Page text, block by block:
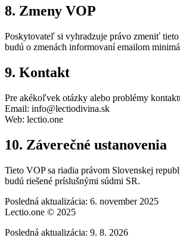
8. Zmeny VOP
Poskytovateľ si vyhradzuje právo zmeniť
budú o zmenách informovaní emailom
9. Kontakt
Pre akékoľvek otázky alebo problémy
Email: info@lectiodivina.sk
Web: lectio.one
10. Záverečné ustanovenia
Tieto VOP sa riadia právom Slovenskej
budú riešené príslušnými súdmi SR.
Posledná aktualizácia: 6. november 2025
Lectio.one © 2025
Posledná aktualizácia: 9. 8. 2026